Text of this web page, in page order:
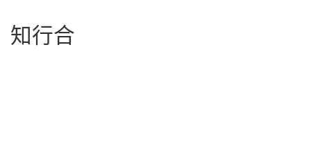
知行合